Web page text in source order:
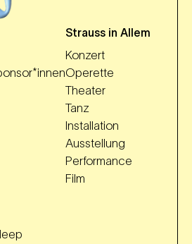
Strauss in Allem
Konzert
Operette
Theater
Tanz
Installation
Ausstellung
Performance
Film